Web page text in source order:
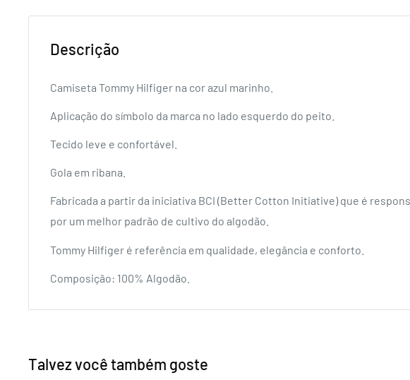
Descrição
Camiseta Tommy Hilfiger na cor azul marinho.
Aplicação do símbolo da marca no lado esquerdo do peito.
Tecido leve e confortável.
Gola em ribana.
Fabricada a partir da iniciativa BCI (Better Cotton Initiative) que é
por um melhor padrão de cultivo do algodão.
Tommy Hilfiger é referência em qualidade, elegância e conforto.
Composição: 100% Algodão.
Talvez você também goste